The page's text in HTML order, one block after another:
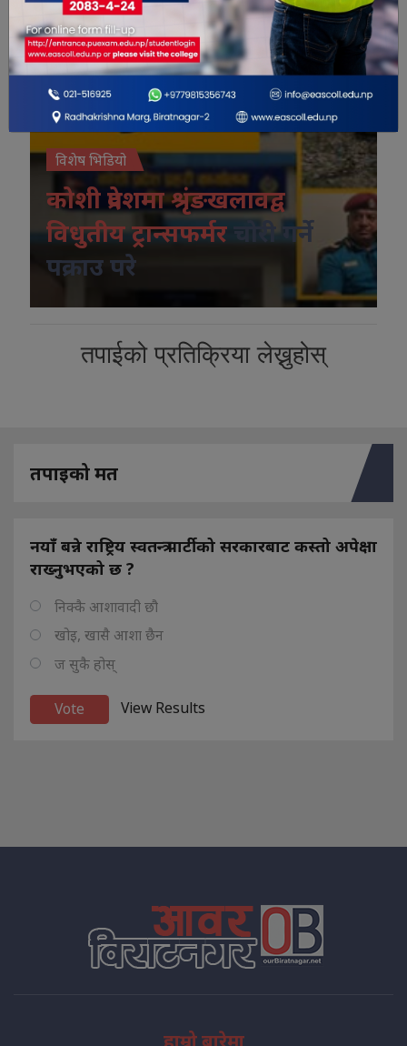
विशेष भिडियो
कोशी प्रदेशमा श्रृंङखलावद्व
विधुतीय ट्रान्सफर्मर
चोरी गर्ने
पक्राउ परे
तपाईको प्रतिक्रिया लेख्नुहोस्
तपाइको मत
नयाँ बन्ने राष्ट्रिय स्वतन्त्र पार्टीको सरकारबाट कस्तो अपेक्षा
राख्नुभएको छ ?
निक्कै आशावादी छौ
खोइ, खासै आशा छैन
ज सुकै होस्
View Results
हाम्रो बारेमा